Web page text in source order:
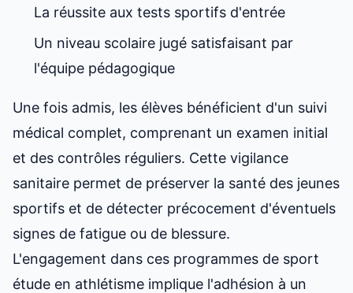
La réussite aux tests sportifs d'entrée
Un niveau scolaire jugé satisfaisant par
l'équipe pédagogique
Une fois admis, les élèves bénéficient d'un suivi
médical complet, comprenant un examen initial
et des contrôles réguliers. Cette vigilance
sanitaire permet de préserver la santé des jeunes
sportifs et de détecter précocement d'éventuels
signes de fatigue ou de blessure.
L'engagement dans ces programmes de sport
étude en athlétisme implique l'adhésion à un